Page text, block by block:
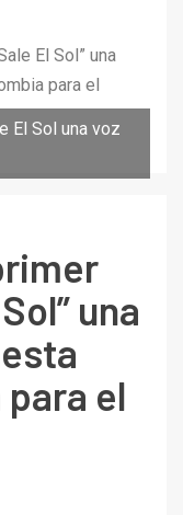
El Sol” una
para el
El Sol una voz
una
el